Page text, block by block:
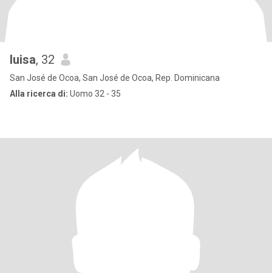
luisa, 32
San José de Ocoa, San José de Ocoa, Rep. Dominicana
Alla ricerca di: Uomo 32 - 35